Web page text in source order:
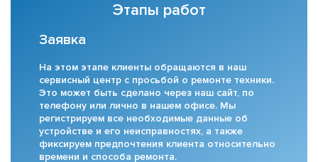
Этапы работ
Заявка
На этом этапе клиенты обращаются в наш
сервисный центр с просьбой о ремонте техники.
Это может быть сделано через наш сайт, по
телефону или лично в нашем офисе. Мы
регистрируем все необходимые данные об
устройстве и его неисправностях, а также
фиксируем предпочтения клиента относительно
времени и способа ремонта.